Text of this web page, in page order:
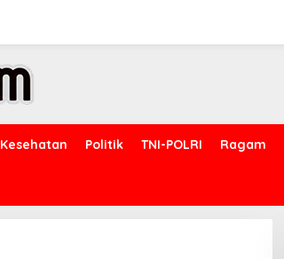
Kesehatan Politik TNI-POLRI Ragam